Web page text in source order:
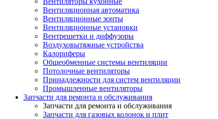
Вентиляционная автоматика
Вентиляционные зонты
Вентиляционные установки
Вентрешетки и диффузоры
Воздуховытяжные устройства
Калориферы
Общеобменные системы вентиляции
Потолочные вентиляторы
Принадлежности для систем вентиляции
Промышленные вентиляторы
Запчасти для ремонта и обслуживания
Запчасти для ремонта и обслуживания
Запчасти для газовых колонок и плит